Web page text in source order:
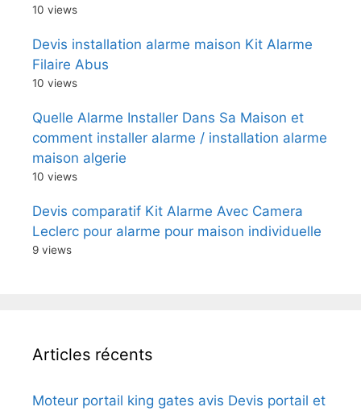
10 views
Devis installation alarme maison Kit Alarme
Filaire Abus
10 views
Quelle Alarme Installer Dans Sa Maison et
comment installer alarme / installation alarme
maison algerie
10 views
Devis comparatif Kit Alarme Avec Camera
Leclerc pour alarme pour maison individuelle
9 views
Articles récents
Moteur portail king gates avis Devis portail et